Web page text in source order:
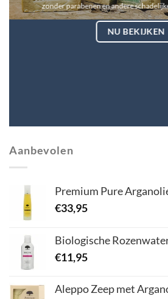
zonder parabenen en andere
NU BEKIJKEN
Aanbevolen
Premium Pure
€33,95
Biologische
€11,95
Aleppo Zeep met